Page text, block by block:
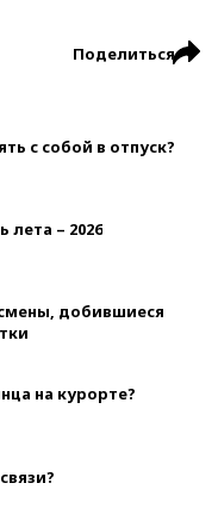
Поделиться
с собой в отпуск?
лета – 2026
добившиеся
на курорте?